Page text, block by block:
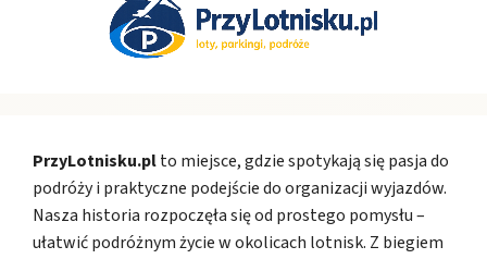
PrzyLotnisku.plto miejsce, gdzie spotykają się pasja do
podróży i praktyczne podejście do organizacji wyjazdów.
Nasza historia rozpoczęła się od prostego pomysłu –
ułatwić podróżnym życie w okolicach lotnisk. Z biegiem